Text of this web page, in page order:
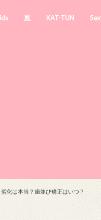
嵐 KAT-TUN
化は本当？歯並び矯正はいつ？